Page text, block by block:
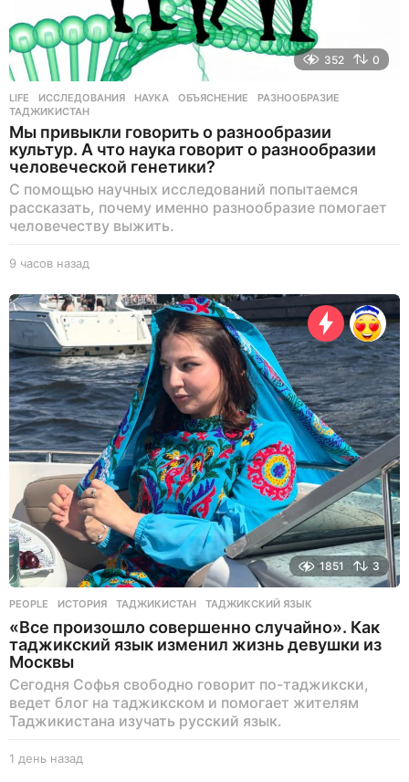
352 0
LIFE ИССЛЕДОВАНИЯ ,НАУКА ,ОБЪЯСНЕНИЕ ,РАЗНООБРАЗИЕ
ТАДЖИКИСТАН
Мы привыкли говорить о разнообразии
культур. А что наука говорит о разнообразии
человеческой генетики?
С помощью научных исследований попытаемся
рассказать, почему именно разнообразие помогает
человечеству выжить.
9 часов назад
а
с
в
н
а
з
а
д
1851 3
PEOPLE ИСТОРИЯ ,ТАДЖИКИСТАН ,ТАДЖИКСКИЙ ЯЗЫК
«Все произошло совершенно случайно». Как
таджикский язык изменил жизнь девушки из
Москвы
Сегодня Софья свободно говорит по-таджикски,
ведет блог на таджикском и помогает жителям
Таджикистана изучать русский язык.
1 день назад